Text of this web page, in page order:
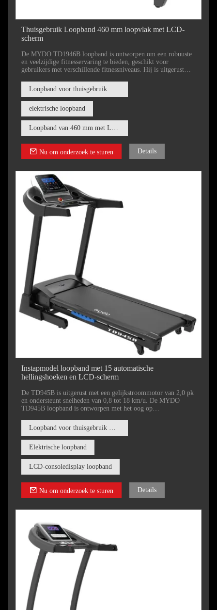
Thuisgebruik Loopband 460 mm loopvlak met LCD-
scherm
De MYDO TD1946B loopband is ontworpen om een ​​robuuste
en veelzijdige fitnesservaring te bieden, geschikt voor
gebruikers met verschillende fitnessniveaus. Hij is uitgerust
van 1,0 tot 18 km/u mogelijk maakt. Deze motorische
capaciteit is geschikt voor zowel casual joggers als serieuze
hardlopers en biedt flexibiliteit in trainingsintensiteit.
elektrische loopband
Nu om onderzoek te sturen Details
Instapmodel loopband met 15 automatische
hellingshoeken en LCD-scherm
De TD945B is uitgerust met een gelijkstroommotor van 2,0 pk
en ondersteunt snelheden van 0,8 tot 18 km/u. De MYDO
TD945B loopband is ontworpen met het oog op
1790*1420*775MM, en hij kan worden opgevouwen tot een
compact formaat van 1550*1020*775MM, waardoor hij
gemakkelijk op te bergen is wanneer hij niet in gebruik is.
Elektrische loopband
LCD-consoledisplay loopband
Nu om onderzoek te sturen Details